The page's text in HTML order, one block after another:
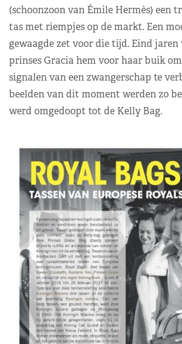
(schoonzoon van Émile Hermès) een
tas met riempjes op de markt. Een
gewaagde zet voor die tijd. Eind
prinses Gracia hem voor haar buik
signalen van een zwangerschap te
beelden van dit moment werden zo
werd omgedoopt tot de Kelly Bag.